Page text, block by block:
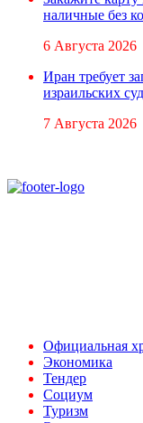
наличные без
6 Августа 2026
Иран требует
израильских
7 Августа 2026
Официальная
Экономика
Тендер
Социум
Туризм